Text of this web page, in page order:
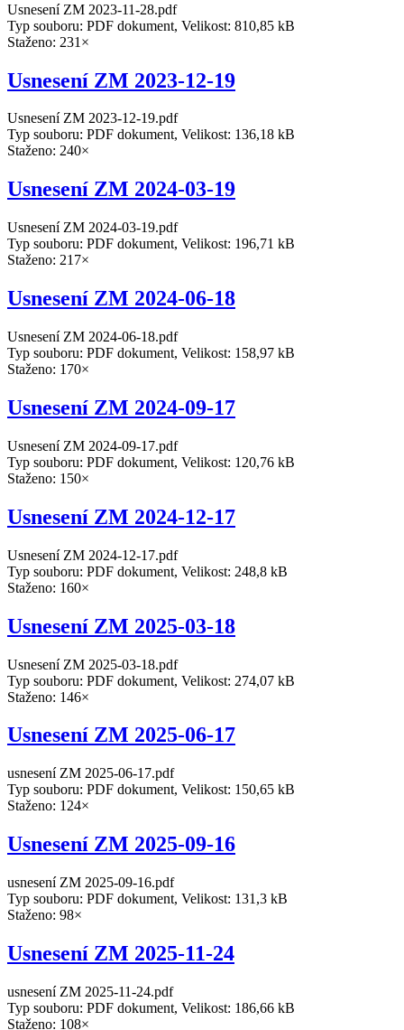
Usnesení ZM 2023-11-28.pdf
Typ souboru: PDF dokument, Velikost: 810,85 kB
Staženo: 231×
Usnesení ZM 2023-12-19
Usnesení ZM 2023-12-19.pdf
Typ souboru: PDF dokument, Velikost: 136,18 kB
Staženo: 240×
Usnesení ZM 2024-03-19
Usnesení ZM 2024-03-19.pdf
Typ souboru: PDF dokument, Velikost: 196,71 kB
Staženo: 217×
Usnesení ZM 2024-06-18
Usnesení ZM 2024-06-18.pdf
Typ souboru: PDF dokument, Velikost: 158,97 kB
Staženo: 170×
Usnesení ZM 2024-09-17
Usnesení ZM 2024-09-17.pdf
Typ souboru: PDF dokument, Velikost: 120,76 kB
Staženo: 150×
Usnesení ZM 2024-12-17
Usnesení ZM 2024-12-17.pdf
Typ souboru: PDF dokument, Velikost: 248,8 kB
Staženo: 160×
Usnesení ZM 2025-03-18
Usnesení ZM 2025-03-18.pdf
Typ souboru: PDF dokument, Velikost: 274,07 kB
Staženo: 146×
Usnesení ZM 2025-06-17
usnesení ZM 2025-06-17.pdf
Typ souboru: PDF dokument, Velikost: 150,65 kB
Staženo: 124×
Usnesení ZM 2025-09-16
usnesení ZM 2025-09-16.pdf
Typ souboru: PDF dokument, Velikost: 131,3 kB
Staženo: 98×
Usnesení ZM 2025-11-24
usnesení ZM 2025-11-24.pdf
Typ souboru: PDF dokument, Velikost: 186,66 kB
Staženo: 108×